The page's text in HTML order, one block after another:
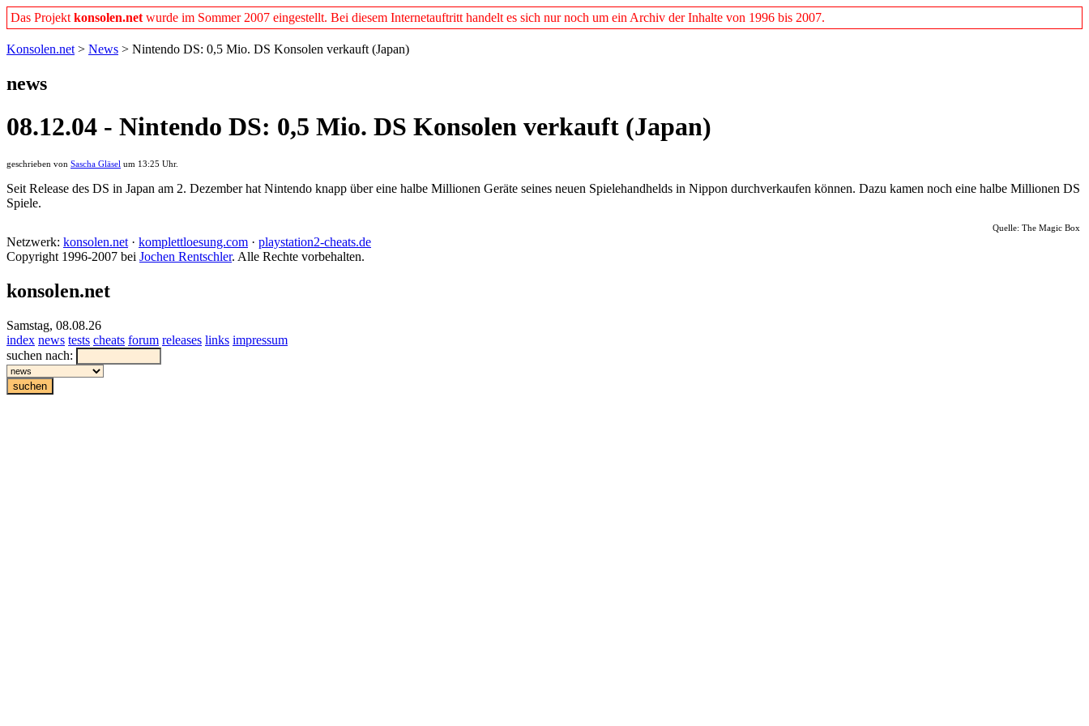
Das Projekt konsolen.net wurde im Sommer 2007 eingestellt. Bei diesem Internetauftritt handelt es sich nur noch um ein Archiv der Inhalte von 1996 bis 2007.
Konsolen.net > News > Nintendo DS: 0,5 Mio. DS Konsolen verkauft (Japan)
news
08.12.04 - Nintendo DS: 0,5 Mio. DS Konsolen verkauft (Japan)
geschrieben von Sascha Gläsel um 13:25 Uhr.
Seit Release des DS in Japan am 2. Dezember hat Nintendo knapp über eine halbe Millionen Geräte seines neuen Spielehandhelds in Nippon durchverkaufen können. Dazu kamen noch eine halbe Millionen DS
Spiele.
Quelle: The Magic Box
Netzwerk: konsolen.net · komplettloesung.com · playstation2-cheats.de
Copyright 1996-2007 bei Jochen Rentschler. Alle Rechte vorbehalten.
konsolen.net
Samstag, 08.08.26
index news tests cheats forum releases links impressum
suchen nach: